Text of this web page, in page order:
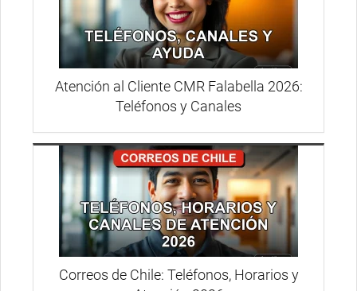
Atención al Cliente CMR Falabella 2026:
Teléfonos y Canales
Correos de Chile: Teléfonos, Horarios y